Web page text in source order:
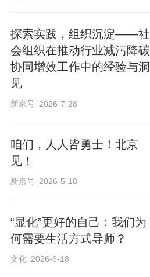
探索实践，组织沉淀——社
会组织在推动行业减污降碳
协同增效工作中的经验与洞
见
新京号 2026-7-28
咱们，人人皆勇士！北京
见！
新京号 2026-5-18
“显化”更好的自己：我们为
何需要生活方式导师？
文化 2026-6-18